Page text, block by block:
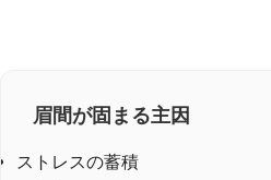
眉間が固まる主因
ストレスの蓄積